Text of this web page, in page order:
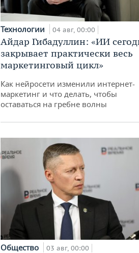
Технологии 04 авг, 00:00
Айдар Гибадуллин: «ИИ
закрывает практически весь
маркетинговый цикл»
Как нейросети изменили интернет-
маркетинг и что делать, чтобы
оставаться на гребне волны
Общество 03 авг, 00:00